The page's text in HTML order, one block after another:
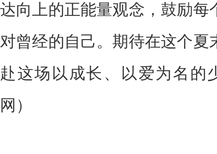
达向上的正能量观念，鼓励每
对曾经的自己。期待在这个
赴这场以成长、以爱为名的
网）